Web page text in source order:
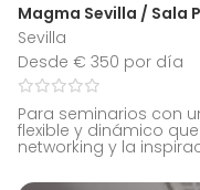
Magma Sevilla / Sala
Sevilla
Desde € 350 por día
Para seminarios con
flexible y dinámico
networking y la